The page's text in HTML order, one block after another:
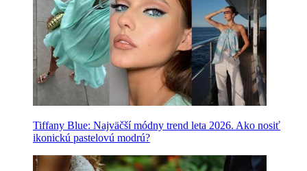
Tiffany Blue: Najväčší módny trend leta 2026. Ako nosiť
ikonickú pastelovú modrú?